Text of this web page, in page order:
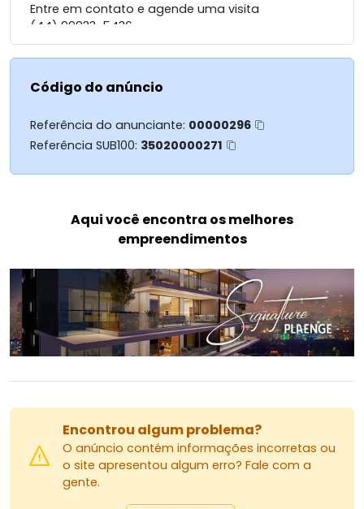
Entre em contato e agende uma visita
(44) 99933-5436
Código do anúncio
Referência do anunciante: 00000296
Referência SUB100: 35020000271
Aqui você encontra os melhores
empreendimentos
Encontrou algum problema?
O anúncio contém informações incorretas ou
o site apresentou algum erro? Fale com a
gente.